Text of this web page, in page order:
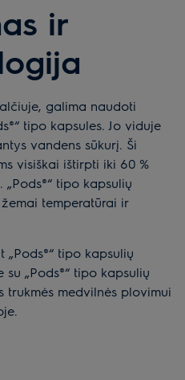
ir
galima naudoti
tipo kapsules. Jo viduje
vandens sūkurį. Ši
visiškai ištirpti iki 60 %
tipo kapsulių
temperatūrai ir
tipo kapsulių
„Pods®“ tipo kapsulių
trukmės medvilnės plovimui